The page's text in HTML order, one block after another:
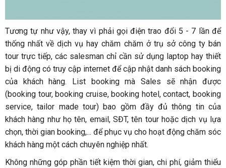
Tương tự như vậy, thay vì phải gọi điện trao đổi 5 - 7 lần để
thống nhất về dịch vụ hay chăm chăm ở trụ sở công ty bán
tour trực tiếp, các salesman chỉ cần sử dụng laptop hay thiết
bị di động có truy cập internet để cập nhật danh sách booking
của khách hàng. List booking mà Sales sẽ nhận được
(booking tour, booking cruise, booking hotel, contact, booking
service, tailor made tour) bao gồm đầy đủ thông tin của
khách hàng như họ tên, email, SĐT, tên tour hoặc dịch vụ lựa
chọn, thời gian booking,... để phục vụ cho hoạt động chăm sóc
khách hàng một cách chuyên nghiệp nhất.
Không những góp phần tiết kiệm thời gian, chi phí, giảm thiểu